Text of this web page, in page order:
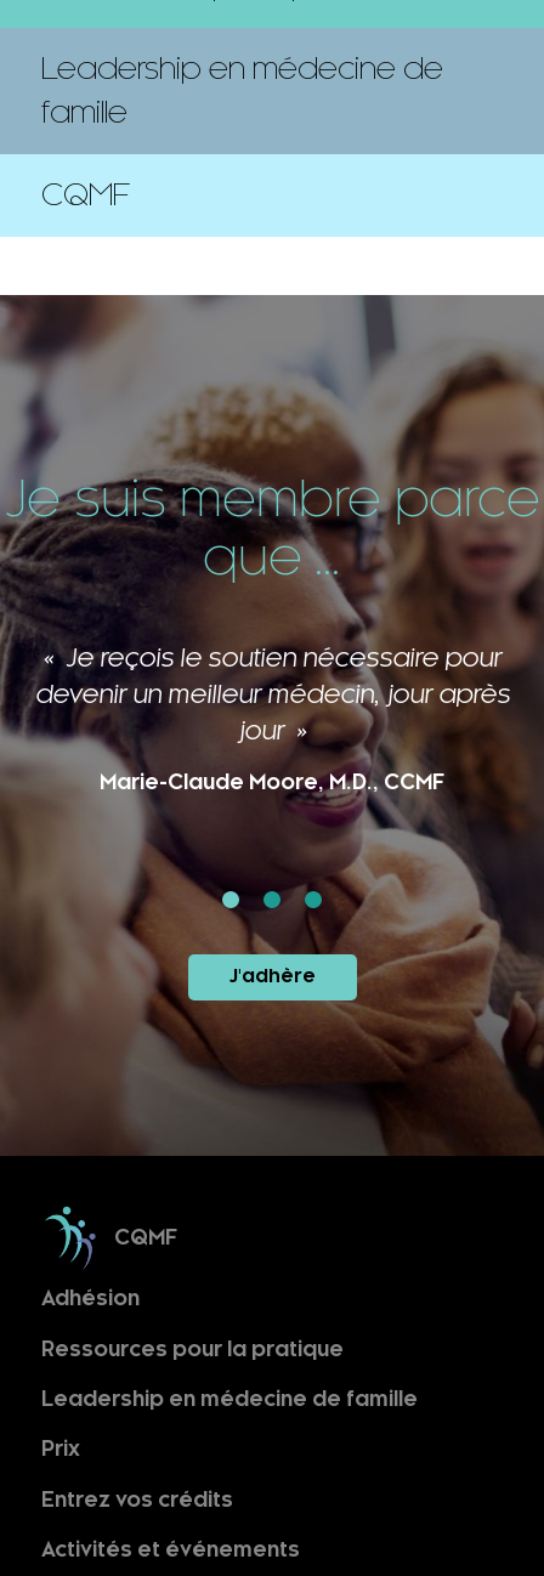
Leadership en médecine de
famille
CQMF
Je suis membre parce
que ...
Je reçois le soutien nécessaire pour
devenir un meilleur médecin, jour après
jour
Marie-Claude Moore, M.D., CCMF
J'adhère
CQMF
Adhésion
Ressources pour la pratique
Leadership en médecine de famille
Prix
Entrez vos crédits
Activités et événements